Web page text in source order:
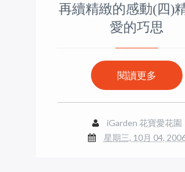
再續精緻的感動(四)
愛的巧思
閱讀更多
iGarden 花寶愛花園
星期三, 10月 04,